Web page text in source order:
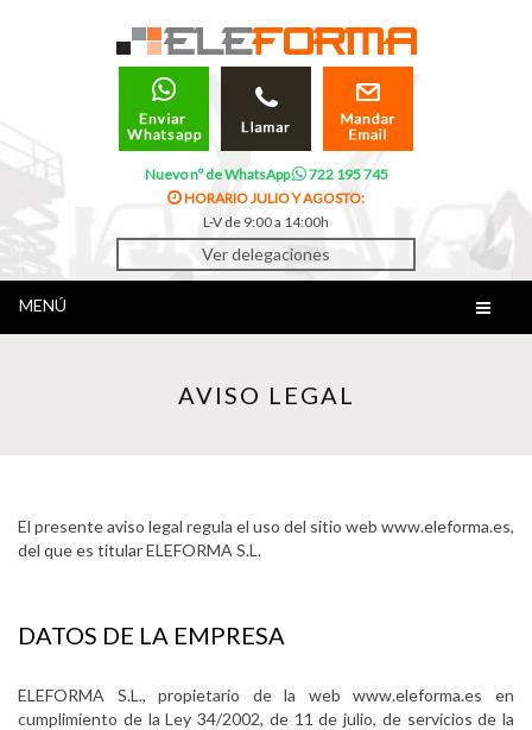
Nuevo nº de WhatsApp
722 195 745
HORARIO JULIO Y AGOSTO:
L-V de 9:00 a 14:00h
Ver delegaciones
MENÚ
AVISO LEGAL
El presente aviso legal regula el uso del sitio web www.eleforma.es,
del que es titular ELEFORMA S.L.
DATOS DE LA EMPRESA
ELEFORMA S.L., propietario de la web www.eleforma.es en
cumplimiento de la Ley 34/2002, de 11 de julio, de servicios de la